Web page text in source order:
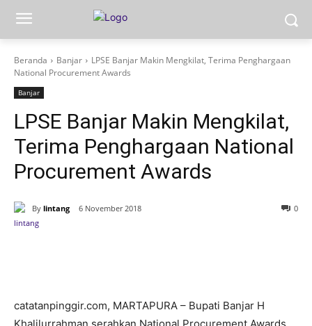
Beranda Banjar
LPSE Banjar Makin Mengkilat, Terima Penghargaan
National Procurement Awards
Banjar
LPSE Banjar Makin Mengkilat,
Terima Penghargaan National
Procurement Awards
By lintang 6 November 2018 0
catatanpinggir.com, MARTAPURA – Bupati Banjar H